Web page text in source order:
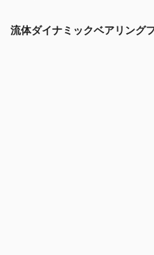
流体ダイナミックベアリング